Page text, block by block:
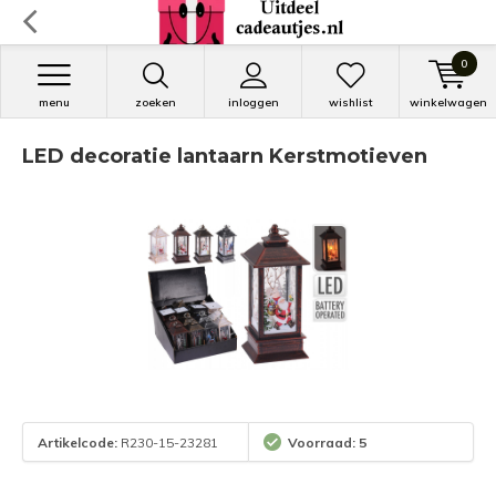
zoeken inloggen
menu wishlist winkelwagen
0
LED decoratie lantaarn Kerstmotieven
Artikelcode: R230-15-23281 Voorraad: 5